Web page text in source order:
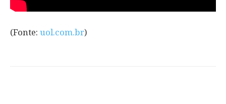
(Fonte: uol.com.br)